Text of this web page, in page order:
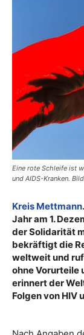
Eine rote Schleife ist
und AIDS-Kranken.
Kreis Mettmann
Jahr am 1.
der Solidarität
bekräftigt die
weltweit und
ohne Vorurteile
erinnert der
Folgen von HIV